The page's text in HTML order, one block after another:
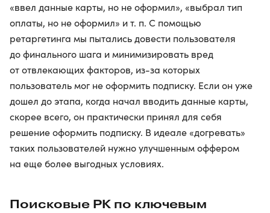
«ввел данные карты, но не оформил», «выбрал тип
оплаты, но не оформил» и т. п. С помощью
ретаргетинга мы пытались довести пользователя
до финального шага и минимизировать вред
от отвлекающих факторов, из-за которых
пользователь мог не оформить подписку. Если он уже
дошел до этапа, когда начал вводить данные карты,
скорее всего, он практически принял для себя
решение оформить подписку. В идеале «догревать»
таких пользователей нужно улучшенным оффером
на еще более выгодных условиях.
Поисковые РК по ключевым